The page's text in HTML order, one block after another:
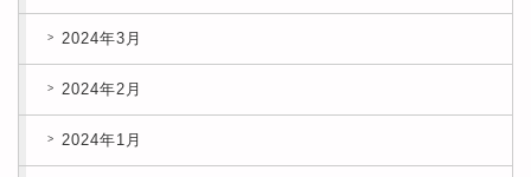
2024年3月
2024年2月
2024年1月